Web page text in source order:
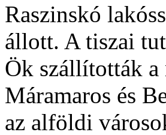
Raszinskó
állott. A tiszai
Ök szállították
Máramaros és
az alföldi